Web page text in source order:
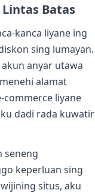
Batas
kanca liyane ing
sing lumayan.
anyar utawa
alamat
commerce liyane
dadi rada kuwatir
seneng
keperluan sing
situs, aku